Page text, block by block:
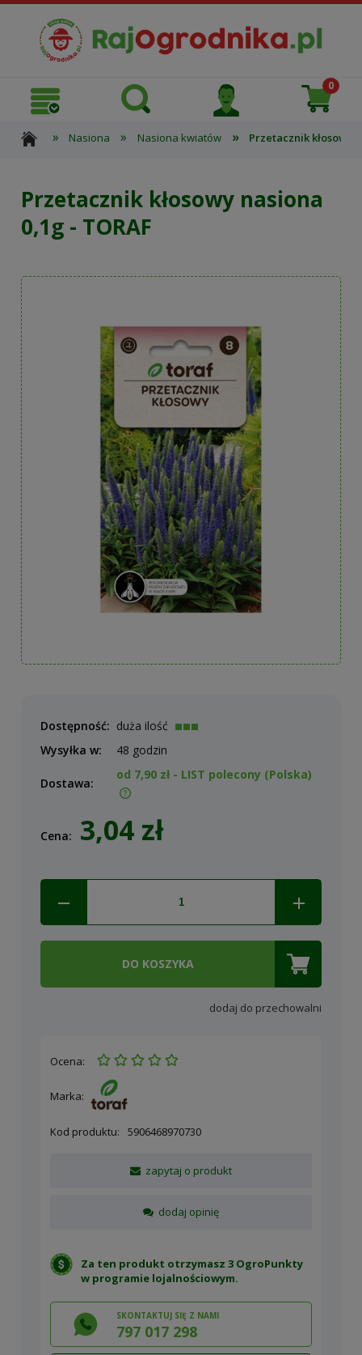
» Nasiona » Nasiona kwiatów » Przetacznik kłosowy
Przetacznik kłosowy nasiona
0,1g - TORAF
Dostępność: duża ilość
Wysyłka w:
48 godzin
Dostawa:
od 7,90 zł - LIST polecony (Polska)
Cena: 3,04 zł
DO KOSZYKA
dodaj do przechowalni
Ocena:
Marka:
Kod produktu: 5906468970730
zapytaj o produkt
dodaj opinię
Za ten produkt otrzymasz 3 OgroPunkty
w programie lojalnościowym.
SKONTAKTUJ SIĘ Z NAMI
797 017 298